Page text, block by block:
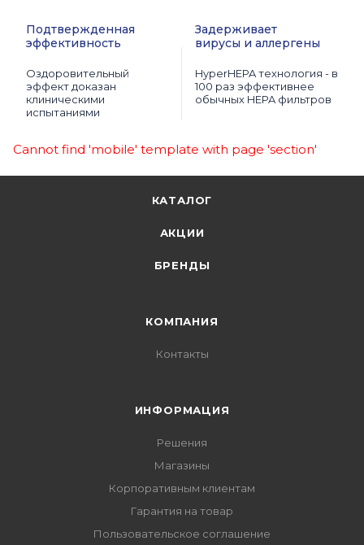
Подтвержденная
эффективность
Оздоровительный
эффект доказан
клиническими
испытаниями
Задерживает
вирусы и аллергены
HyperHEPA технология - в
100 раз эффективнее
обычных HEPA фильтров
Cannot find 'mobile' template with page 'section'
КАТАЛОГ
АКЦИИ
БРЕНДЫ
КОМПАНИЯ
Контакты
ИНФОРМАЦИЯ
Решения
Магазины
Корпоративным клиентам
Гарантия на товар
Пользовательское соглашение